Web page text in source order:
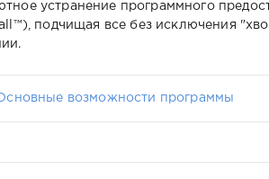
устранение программного
подчищая все без исключения
возможности программы